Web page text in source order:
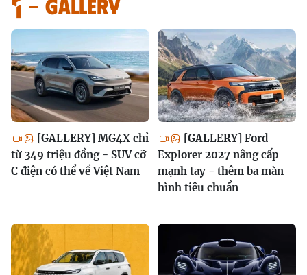
[GALLERY] MG4X chỉ
từ 349 triệu đồng - SUV cỡ
C điện có thể về Việt Nam
[GALLERY] Ford
Explorer 2027 nâng cấp
mạnh tay - thêm ba màn
hình tiêu chuẩn